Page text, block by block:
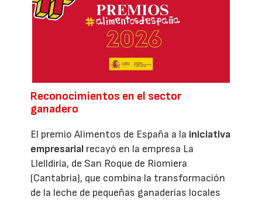
Reconocimientos en el sector
ganadero
El premio Alimentos de España a la iniciativa
empresarial recayó en la empresa La
Llelldiría, de San Roque de Riomiera
(Cantabria), que combina la transformación
de la leche de pequeñas ganaderías locales